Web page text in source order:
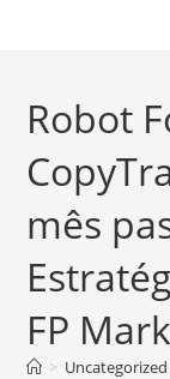
Robot
mês
FP
> Uncategorized